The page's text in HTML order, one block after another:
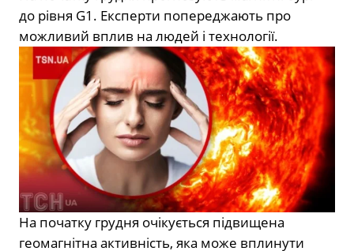
до рівня G1. Експерти попереджають про
можливий вплив на людей і технології.
На початку грудня очікується підвищена
геомагнітна активність, яка може вплинути